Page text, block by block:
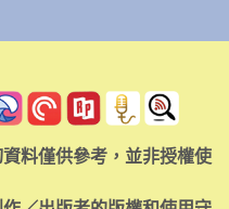
料僅供參考，並非授權使